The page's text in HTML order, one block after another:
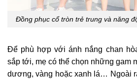
Đồng phục cổ tròn trẻ trung và năng
Để phù hợp với ánh nắng chan
sắp tới, mẹ có thể chọn những gam
dương, vàng hoặc xanh lá… Ngoài